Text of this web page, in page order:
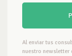
Al enviar tus
nuestro newsletter